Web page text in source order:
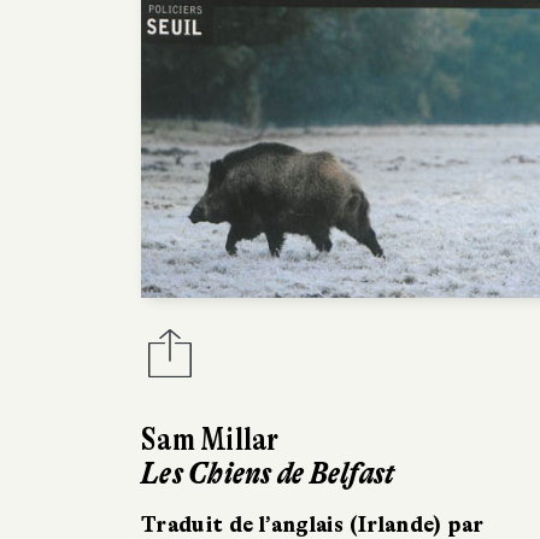
Sam Millar
Les Chiens de Belfast
Traduit de l’anglais (Irlande) par